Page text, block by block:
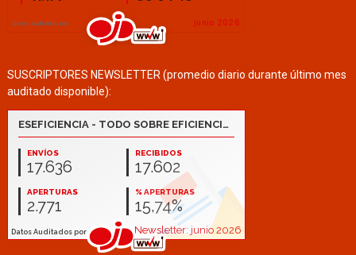
SUSCRIPTORES NEWSLETTER (promedio diario durante último mes
auditado disponible):